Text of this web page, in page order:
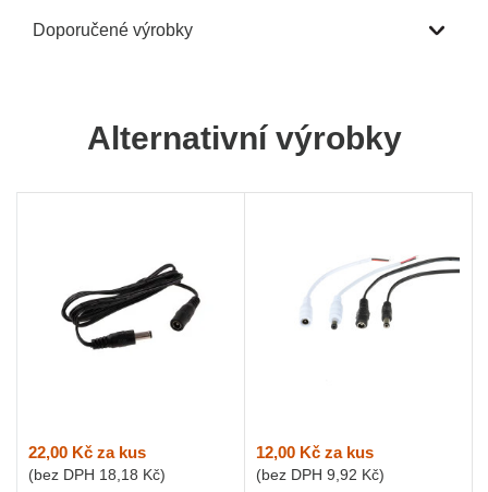
Doporučené výrobky
Alternativní výrobky
22,00 Kč za kus
(bez DPH 18,18 Kč)
12,00 Kč za kus
(bez DPH 9,92 Kč)